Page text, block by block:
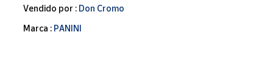
Correos
Market
juegos
Libros y
Vendido por : Don Cromo
Marca : PANINI